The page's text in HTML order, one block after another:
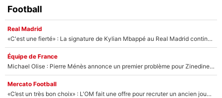
Football
Real Madrid
«C'est une fierté» : La signature de Kylian Mbappé au Real Madrid continue de régaler l'Espagne
Équipe de France
Michael Olise : Pierre Ménès annonce un premier problème pour Zinedine Zidane en équipe de France
Mercato Football
«C’est un très bon choix» : L'OM fait une offre pour recruter un ancien joueur du PSG... et c'est validé dans l'After Foot !